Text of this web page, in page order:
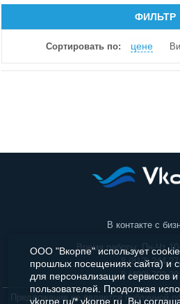
ФИЛЬТР
Сортировать по: цене
В контакте с
Время работы: Пн-Чт
8 (812) 244-
8 (499) 703-
Предложение не является публичной
Брошюраторы
ООО "Вкорпе" использует
прошлых посещениях сайта) и
для персонализации сервисов и
пользователей. Продолжая
vkorpe.ru/*.vkorpe.ru, Вы